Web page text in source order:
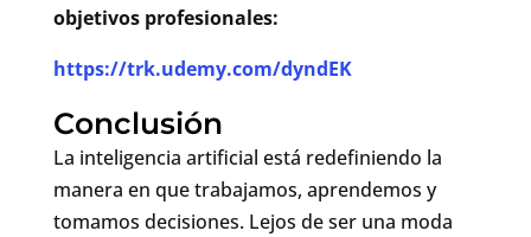
objetivos profesionales:
https://trk.udemy.com/dyndEK
Conclusión
La inteligencia artificial está redefiniendo la
manera en que trabajamos, aprendemos y
tomamos decisiones. Lejos de ser una moda